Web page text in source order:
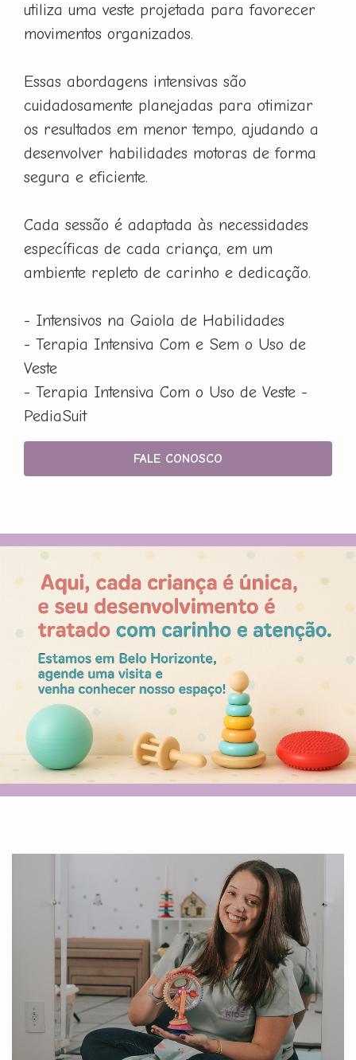
utiliza uma veste projetada para favorecer
movimentos organizados.
Essas abordagens intensivas são
cuidadosamente planejadas para otimizar
os resultados em menor tempo, ajudando a
desenvolver habilidades motoras de forma
segura e eficiente.
Cada sessão é adaptada às necessidades
específicas de cada criança, em um
ambiente repleto de carinho e dedicação.
- Intensivos na Gaiola de Habilidades
- Terapia Intensiva Com e Sem o Uso de
Veste
- Terapia Intensiva Com o Uso de Veste -
PediaSuit
FALE CONOSCO